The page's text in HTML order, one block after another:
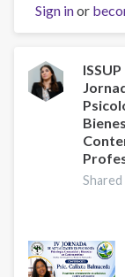
el
un
Sign inor